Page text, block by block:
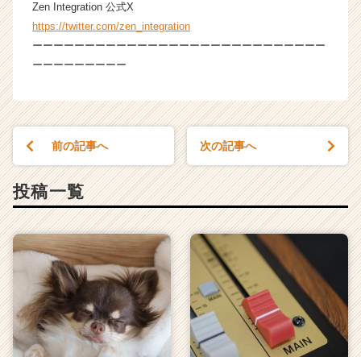
Zen Integration 公式X
https://twitter.com/zen_integration
ーーーーーーーーーーーーーーーーーーーーーーーーーーーー
ーーーーーーーーー
前の記事へ 次の記事へ
投稿一覧